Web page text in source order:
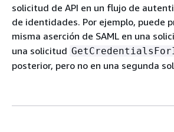
solicitud de API en un flujo de
de identidades. Por ejemplo, puede
misma aserción de SAML en una
una solicitud
posterior, pero no en una segunda